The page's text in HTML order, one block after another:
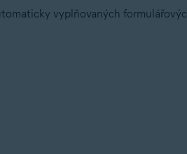
vyplňovaných